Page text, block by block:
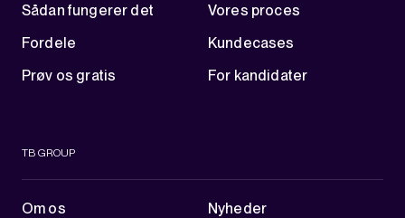
Sådan fungerer det
Vores proces
Fordele
Kundecases
Prøv os gratis
For kandidater
TB GROUP
Om os
Nyheder